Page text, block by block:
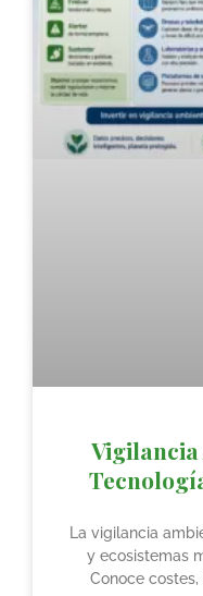
Vigilancia
La vigilancia
y ecosistemas
Conoce